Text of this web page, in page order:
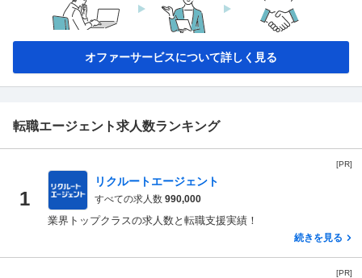
オファーサービスについて詳しく見る
転職エージェント求人数ランキング
[PR]
1
リクルートエージェント
すべての求人数 990,000
業界トップクラスの求人数と転職支援実績！
続きを見る
[PR]